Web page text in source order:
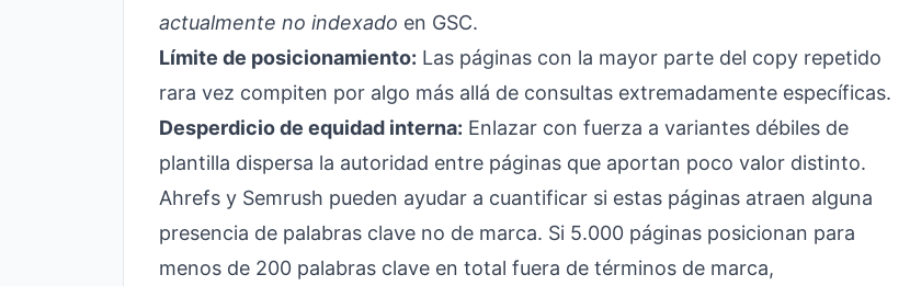
actualmente no indexado en GSC.
Límite de posicionamiento: Las páginas con la mayor parte del copy repetido
rara vez compiten por algo más allá de consultas extremadamente específicas.
Desperdicio de equidad interna: Enlazar con fuerza a variantes débiles de
plantilla dispersa la autoridad entre páginas que aportan poco valor distinto.
Ahrefs y Semrush pueden ayudar a cuantificar si estas páginas atraen alguna
presencia de palabras clave no de marca. Si 5.000 páginas posicionan para
menos de 200 palabras clave en total fuera de términos de marca,